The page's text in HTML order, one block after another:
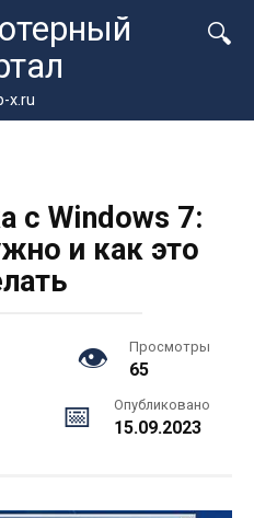
x.ru
с Windows 7:
и как это
Просмотры
65
Опубликовано
15.09.2023